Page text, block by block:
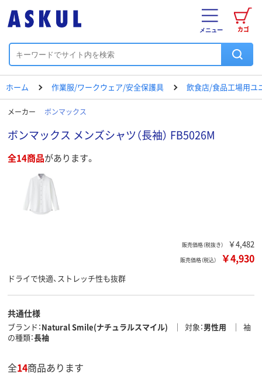
カゴ
メニュー
ホーム 作業服/ワークウェア/安全保護具 飲食店/食品工場用ユ
メーカー ボンマックス
ボンマックス メンズシャツ（長袖） FB5026M
全14商品があります。
販売価格（税抜き） ￥4,482
販売価格（税込） ￥4,930
ドライで快適、ストレッチ性も抜群
共通仕様
ブランド Natural Smile(ナチュラルスマイル) 対象 男性用
袖
の種類 長袖
全14商品あります